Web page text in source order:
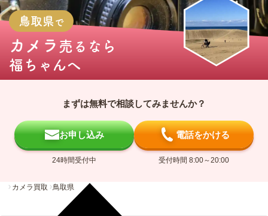
鳥取県で
カメラ 売るなら
福ちゃんへ
まずは無料で相談してみませんか？
お申し込み
24時間受付中
電話をかける
受付時間 8:00～20:00
カメラ買取 鳥取県